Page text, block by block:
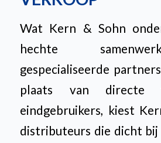
Wat Kern & Sohn
hechte
gespecialiseerde
plaats van directe
eindgebruikers, kiest
distributeurs die dicht bij